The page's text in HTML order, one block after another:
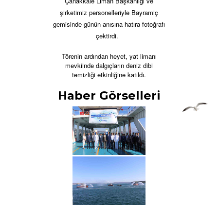
şirketimiz personelleriyle Bayramiç
gemisinde günün anısına hatıra fotoğrafı
çektirdi.
Törenin ardından heyet, yat limanı
mevkiinde dalgıçların deniz dibi
temizliği etkinliğine katıldı.
Haber Görselleri